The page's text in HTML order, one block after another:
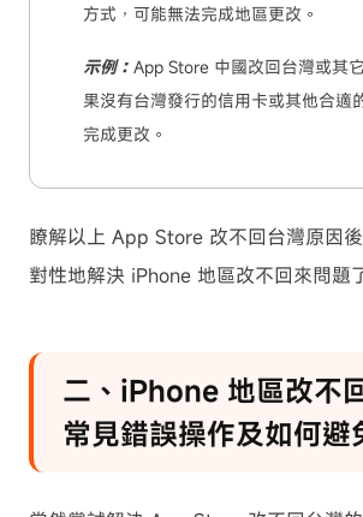
方式，可能無法完成地區更改。
示例： App Store 中國改回台灣或其
果沒有台灣發行的信用卡或其他合適
完成更改。
瞭解以上 App Store 改不回台灣原因
對性地解決 iPhone 地區改不回來問題
二、iPhone 地區改不
常見錯誤操作及如何避